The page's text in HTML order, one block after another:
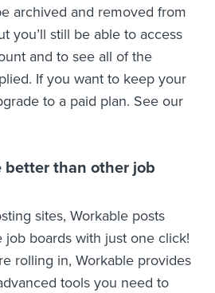
archived and removed from
you’ll still be able to access
and to see all of the
If you want to keep your
to a paid plan. See our
better than other job
sites, Workable posts
boards with just one click!
rolling in, Workable provides
tools you need to